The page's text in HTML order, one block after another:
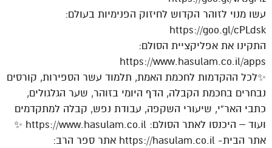
עשו מנוי לזוהר הקדוש לחיזוק הפנימיות בעולם:
https://goo.gl/cPLdsk
התקינו את אפליקציית הסולם:
https://www.hasulam.co.il/apps
✨לכל ההקדמות לחכמת האמת, תלמוד עשר הספירות, קורסים
נבחרים בחכמת הקבלה, הדף היומי בזוהר, שער הגלגולים,
כתבי האר”י, שיעורי השקפה, עבודת נפש, קבלה למתקדמים
ועוד – היכנסו לאתר הסולם: https://www.hasulam.co.il ✨
אתר הבית- https://hasulam.co.il אתר ספר הרב: